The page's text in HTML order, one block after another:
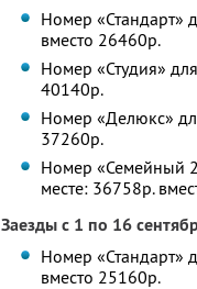
Номер «Стандарт»
вместо 26460р.
Номер «Студия»
40140р.
Номер «Делюкс»
37260р.
Номер «Семейный
месте: 36758р.
Заезды с 1 по 16
Номер «Стандарт»
вместо 25160р.